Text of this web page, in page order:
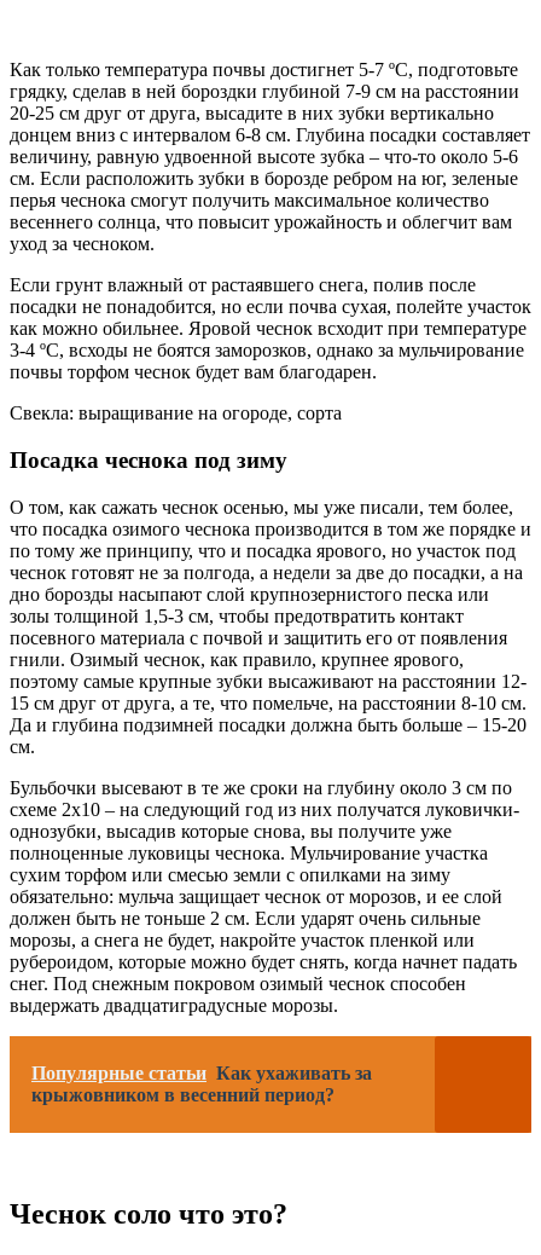
Как только температура почвы достигнет 5-7 ºC, подготовьте
грядку, сделав в ней бороздки глубиной 7-9 см на расстоянии
20-25 см друг от друга, высадите в них зубки вертикально
донцем вниз с интервалом 6-8 см. Глубина посадки составляет
величину, равную удвоенной высоте зубка – что-то около 5-6
см. Если расположить зубки в борозде ребром на юг, зеленые
перья чеснока смогут получить максимальное количество
весеннего солнца, что повысит урожайность и облегчит вам
уход за чесноком.
Если грунт влажный от растаявшего снега, полив после
посадки не понадобится, но если почва сухая, полейте участок
как можно обильнее. Яровой чеснок всходит при температуре
3-4 ºC, всходы не боятся заморозков, однако за мульчирование
почвы торфом чеснок будет вам благодарен.
Свекла: выращивание на огороде, сорта
Посадка чеснока под зиму
О том, как сажать чеснок осенью, мы уже писали, тем более,
что посадка озимого чеснока производится в том же порядке и
по тому же принципу, что и посадка ярового, но участок под
чеснок готовят не за полгода, а недели за две до посадки, а на
дно борозды насыпают слой крупнозернистого песка или
золы толщиной 1,5-3 см, чтобы предотвратить контакт
посевного материала с почвой и защитить его от появления
гнили. Озимый чеснок, как правило, крупнее ярового,
поэтому самые крупные зубки высаживают на расстоянии 12-
15 см друг от друга, а те, что помельче, на расстоянии 8-10 см.
Да и глубина подзимней посадки должна быть больше – 15-20
см.
Бульбочки высевают в те же сроки на глубину около 3 см по
схеме 2х10 – на следующий год из них получатся луковички-
однозубки, высадив которые снова, вы получите уже
полноценные луковицы чеснока. Мульчирование участка
сухим торфом или смесью земли с опилками на зиму
обязательно: мульча защищает чеснок от морозов, и ее слой
должен быть не тоньше 2 см. Если ударят очень сильные
морозы, а снега не будет, накройте участок пленкой или
рубероидом, которые можно будет снять, когда начнет падать
снег. Под снежным покровом озимый чеснок способен
выдержать двадцатиградусные морозы.
Популярные статьи Как ухаживать за
крыжовником в весенний период?
Чеснок соло что это?